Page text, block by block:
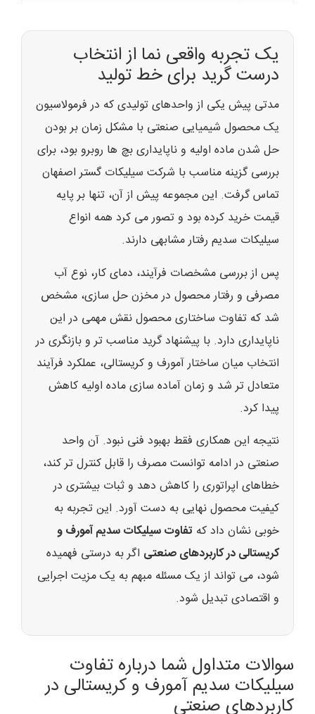
یک تجربه واقعی نما از انتخاب
درست گرید برای خط تولید
مدتی پیش یکی از واحدهای تولیدی که در فرمولاسیون
یک محصول شیمیایی صنعتی با مشکل زمان بر بودن
حل شدن ماده اولیه و ناپایداری بچ ها روبرو بود، برای
بررسی گزینه مناسب با شرکت سیلیکات گستر اصفهان
تماس گرفت. این مجموعه پیش از آن، تنها بر پایه
قیمت خرید کرده بود و تصور می کرد همه انواع
سیلیکات سدیم رفتار مشابهی دارند.
پس از بررسی مشخصات فرآیند، دمای کار، نوع آب
مصرفی و رفتار محصول در مخزن حل سازی، مشخص
شد که تفاوت ساختاری محصول نقش مهمی در این
ناپایداری دارد. با پیشنهاد گرید مناسب تر و بازنگری در
انتخاب میان ساختار آمورف و کریستالی، عملکرد فرآیند
متعادل تر شد و زمان آماده سازی ماده اولیه کاهش
پیدا کرد.
نتیجه این همکاری فقط بهبود فنی نبود. آن واحد
صنعتی در ادامه توانست مصرف را قابل کنترل تر کند،
خطاهای اپراتوری را کاهش دهد و ثبات بیشتری در
کیفیت محصول نهایی به دست آورد. این تجربه به
خوبی نشان داد که تفاوت سیلیکات سدیم آمورف و
کریستالی در کاربردهای صنعتی اگر به درستی فهمیده
شود، می تواند از یک مسئله مبهم به یک مزیت اجرایی
و اقتصادی تبدیل شود.
سوالات متداول شما درباره تفاوت
سیلیکات سدیم آمورف و کریستالی در
کاربردهای صنعتی